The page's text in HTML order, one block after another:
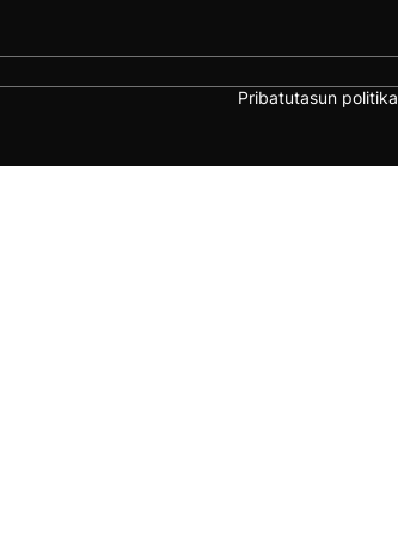
Pribatutasun politika